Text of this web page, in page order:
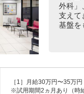
外科」
支えて
基盤を
［1］月給30万円〜35万
※試用期間2ヵ月あり（時